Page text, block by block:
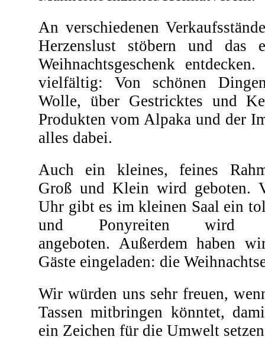
An verschiedenen
Herzenslust stöbern und das
Weihnachtsgeschenk
vielfältig: Von schönen
Wolle, über Gestricktes und
Produkten vom Alpaka und der
alles dabei.
Auch ein kleines, feines
Groß und Klein wird geboten.
Uhr gibt es im kleinen Saal ein
und Ponyreiten wird
angeboten. Außerdem haben
Gäste eingeladen: die
Wir würden uns sehr freuen,
Tassen mitbringen könntet,
ein Zeichen für die Umwelt